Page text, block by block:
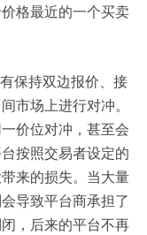
格最近的一个买卖
保持双边报价、接
市场上进行对冲。
价位对冲，甚至会
按照交易者设定的
来的损失。当大量
导致平台商承担了
，后来的平台不再